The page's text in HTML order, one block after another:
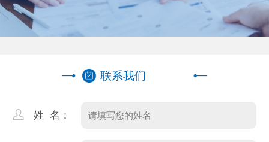
联系我们
姓 名：